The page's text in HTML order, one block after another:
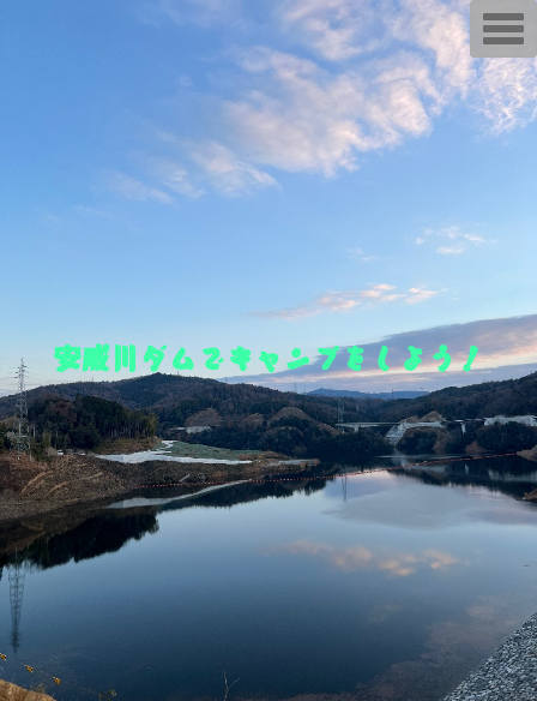
安威川ダムでキャンプをしよう！
T
o
g
g
l
e
n